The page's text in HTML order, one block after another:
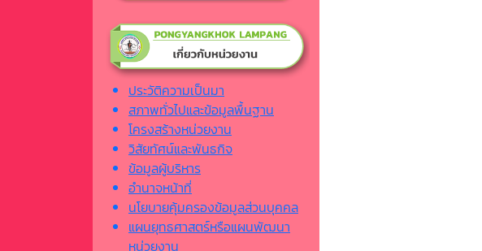
ประวัติความเป็นมา
สภาพทั่วไปและข้อมูลพื้นฐาน
โครงสร้างหน่วยงาน
วิสัยทัศน์และพันธกิจ
ข้อมูลผู้บริหาร
อำนาจหน้าที่
นโยบายคุ้มครองข้อมูลส่วนบุคคล
แผนยุทธศาสตร์หรือแผนพัฒนา
หน่วยงาน